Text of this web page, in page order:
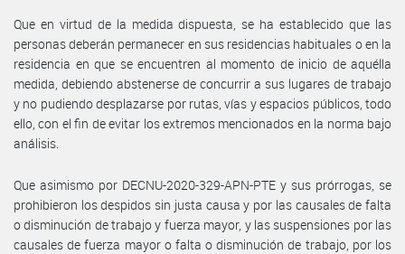
Que en virtud de la medida dispuesta, se ha establecido que las
personas deberán permanecer en sus residencias habituales o en la
residencia en que se encuentren al momento de inicio de aquélla
medida, debiendo abstenerse de concurrir a sus lugares de trabajo
y no pudiendo desplazarse por rutas, vías y espacios públicos, todo
ello, con el fin de evitar los extremos mencionados en la norma bajo
análisis.
Que asimismo por DECNU-2020-329-APN-PTE y sus prórrogas, se
prohibieron los despidos sin justa causa y por las causales de falta
o disminución de trabajo y fuerza mayor, y las suspensiones por las
causales de fuerza mayor o falta o disminución de trabajo, por los